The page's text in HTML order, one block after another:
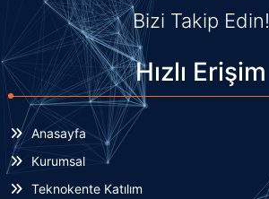
Bizi Takip Edin!
Hızlı Erişim
Anasayfa
Kurumsal
Teknokente Katılım